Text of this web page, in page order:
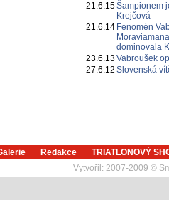
21.6.15Šampionem
Krejčová
21.6.14 Fenomén
dominovala
23.6.13Vabroušek
27.6.12 Slovenská
Redakce
TRIATLONOVÝ
Vytvořil: 2007-2009 ©